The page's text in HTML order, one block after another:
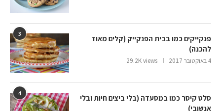
3
פנקייקים כמו בבית הפנקייק (קלים מאוד
להכנה)
4 באוקטובר 2017 29.2K views
4
סלט קיסר כמו במסעדה (בלי ביצים חיות ובלי
אנשובי)